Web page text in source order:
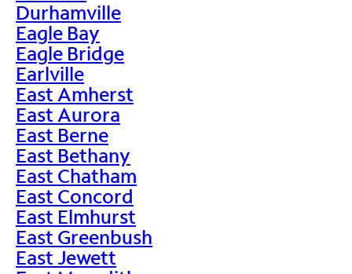
Durhamville
Eagle Bay
Eagle Bridge
Earlville
East Amherst
East Aurora
East Berne
East Bethany
East Chatham
East Concord
East Elmhurst
East Greenbush
East Jewett